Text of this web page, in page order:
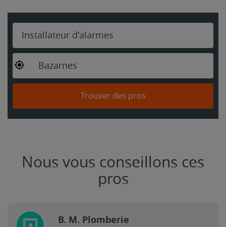
Installateur d'alarmes
Bazarnes
Trouver des pros
Nous vous conseillons ces
pros
B. M. Plomberie